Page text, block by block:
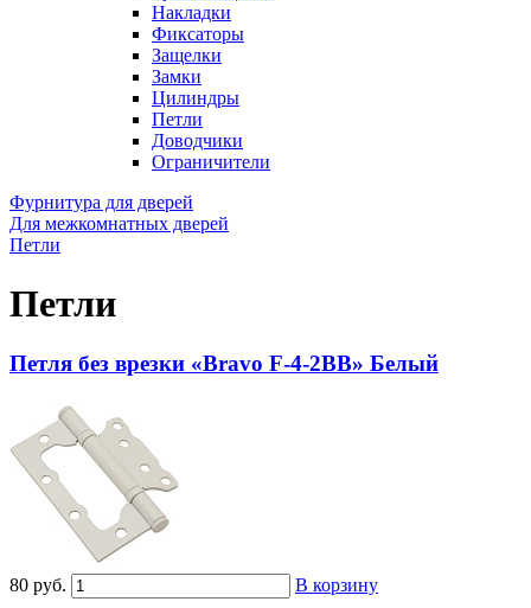
Накладки
Фиксаторы
Защелки
Замки
Цилиндры
Петли
Доводчики
Ограничители
Фурнитура для дверей
Для межкомнатных дверей
Петли
Петли
Петля без врезки «Bravo F-4-2BB» Белый
80 руб. В корзину